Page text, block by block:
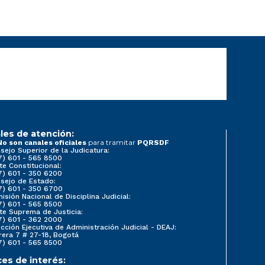
de atención:
son canales oficiales para tramitar PQRSDF
Superior de la Judicatura:
601 - 565 8500
Constitucional:
601 - 350 6200
de Estado:
601 - 350 6700
Nacional de Disciplina Judicial:
601 - 565 8500
Suprema de Justicia:
601 - 362 2000
Ejecutiva de Administración Judicial - DEAJ:
7 # 27-18, Bogotá
601 - 565 8500
de interés: